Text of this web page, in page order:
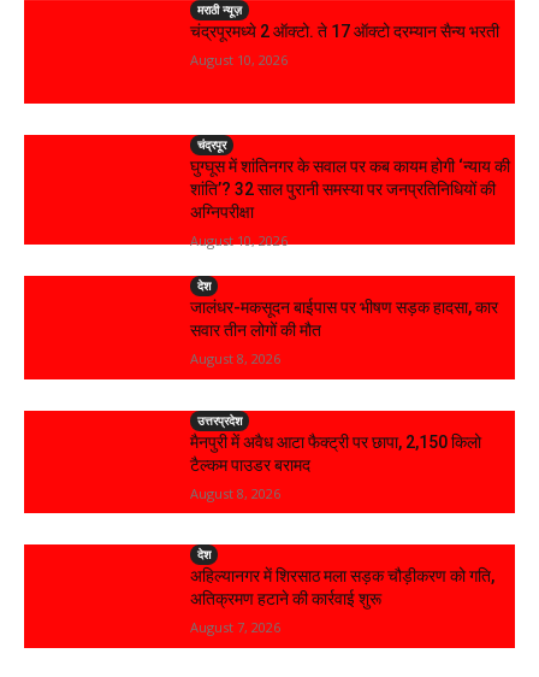
मराठी न्यूज़
चंद्रपूरमध्ये 2 ऑक्टो. ते 17 ऑक्टो दरम्यान सैन्य भरती
August 10, 2026
चंद्रपूर
घुग्घूस में शांतिनगर के सवाल पर कब कायम होगी ‘न्याय की
शांति’? 32 साल पुरानी समस्या पर जनप्रतिनिधियों की
अग्निपरीक्षा
August 10, 2026
देश
जालंधर-मकसूदन बाईपास पर भीषण सड़क हादसा, कार
सवार तीन लोगों की मौत
August 8, 2026
उत्तरप्रदेश
मैनपुरी में अवैध आटा फैक्ट्री पर छापा, 2,150 किलो
टैल्कम पाउडर बरामद
August 8, 2026
देश
अहिल्यानगर में शिरसाठ मला सड़क चौड़ीकरण को गति,
अतिक्रमण हटाने की कार्रवाई शुरू
August 7, 2026